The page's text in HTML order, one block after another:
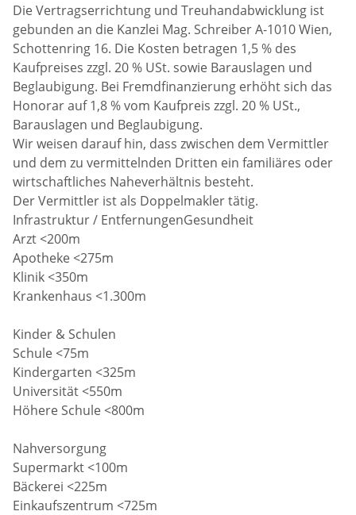
Die Vertragserrichtung und Treuhandabwicklung ist
gebunden an die Kanzlei Mag. Schreiber A-1010 Wien,
Schottenring 16. Die Kosten betragen 1,5 % des
Kaufpreises zzgl. 20 % USt. sowie Barauslagen und
Beglaubigung. Bei Fremdfinanzierung erhöht sich das
Honorar auf 1,8 % vom Kaufpreis zzgl. 20 % USt.,
Barauslagen und Beglaubigung.
Wir weisen darauf hin, dass zwischen dem Vermittler
und dem zu vermittelnden Dritten ein familiäres oder
wirtschaftliches Naheverhältnis besteht.
Der Vermittler ist als Doppelmakler tätig.
Infrastruktur / EntfernungenGesundheit
Arzt <200m
Apotheke <275m
Klinik <350m
Krankenhaus <1.300m
Kinder & Schulen
Schule <75m
Kindergarten <325m
Universität <550m
Höhere Schule <800m
Nahversorgung
Supermarkt <100m
Bäckerei <225m
Einkaufszentrum <725m